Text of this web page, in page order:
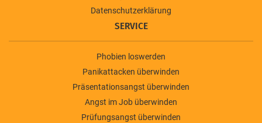
Datenschutzerklärung
SERVICE
Phobien loswerden
Panikattacken überwinden
Präsentationsangst überwinden
Angst im Job überwinden
Prüfungsangst überwinden